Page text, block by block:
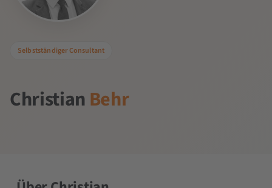
Selbstständiger Consultant
ChristianBehr